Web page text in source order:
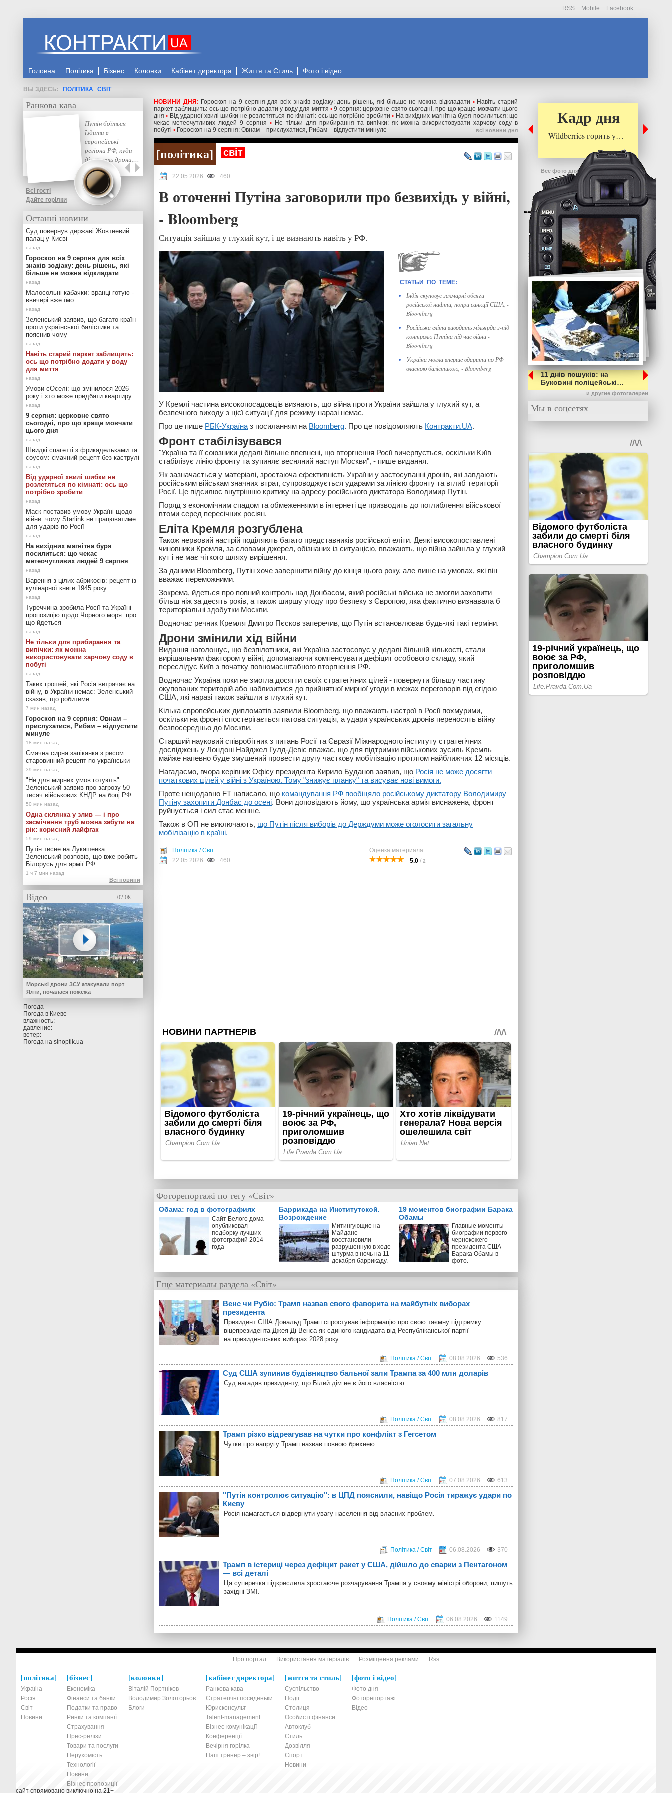
RSS Mobile Facebook
Головна Політика Бізнес Колонки Кабінет директора Життя та Стиль Фото і відео
ПОЛІТИКА СВІТ
НОВИНИ ДНЯ: Гороскоп на 9 серпня для всіх знаків зодіаку: день рішень, які більше не можна відкладати • Навіть старий
паркет заблищить: ось що потрібно додати у воду для миття • 9 серпня: церковне свято сьогодні, про що краще мовчати цього
дня • Від ударної хвилі шибки не розлетяться по кімнаті: ось що потрібно зробити • На вихідних магнітна буря посилиться: що
чекає метеочутливих людей 9 серпня • Не тільки для прибирання та випічки: як можна використовувати харчову соду в
побуті • Гороскоп на 9 серпня: Овнам – прислухатися, Рибам – відпустити минуле всі новини дня
політика світ
22.05.2026 460
В оточенні Путіна заговорили про безвихідь у війні,
- Bloomberg
Ситуація зайшла у глухий кут, і це визнають навіть у РФ.
Індія скуповує захмарні обсяги
російської нафти, попри санкції США, -
Bloomberg
Російська еліта виводить мільярди з-під
контролю Путіна під час війни -
Bloomberg
Україна могла вперше вдарити по РФ
власною балістикою, - Bloomberg
У Кремлі частина високопосадовців визнають, що війна проти України зайшла у глухий кут, а
безпечного виходу з цієї ситуації для режиму наразі немає.
Про це пише РБК-Україна з посиланням на Bloomberg. Про це повідомляють Контракти.UA.
Фронт стабілізувався
"Україна та її союзники дедалі більше впевнені, що вторгнення Росії вичерпується, оскільки Київ
стабілізує лінію фронту та зупиняє весняний наступ Москви", - пише видання.
Як зазначається у матеріалі, зростаюча ефективність України у застосуванні дронів, які завдають
російським військам значних втрат, супроводжується ударами за лінією фронту та вглиб території
Росії. Це підсилює внутрішню критику на адресу російського диктатора Володимир Путін.
Поряд з економічним спадом та обмеженнями в інтернеті це призводить до поглиблення військової
втоми серед пересічних росіян.
Еліта Кремля розгублена
Також нервовий настрій поділяють багато представників російської еліти. Деякі високопоставлені
чиновники Кремля, за словами джерел, обізнаних із ситуацією, вважають, що війна зайшла у глухий
кут і не має чіткого шляху вирішення.
За даними Bloomberg, Путін хоче завершити війну до кінця цього року, але лише на умовах, які він
вважає переможними.
Зокрема, йдеться про повний контроль над Донбасом, який російські війська не змогли захопити
більш ніж за десять років, а також ширшу угоду про безпеку з Європою, яка фактично визнавала б
територіальні здобутки Москви.
Водночас речник Кремля Дмитро Пєсков заперечив, що Путін встановлював будь-які такі терміни.
Дрони змінили хід війни
Видання наголошує, що безпілотники, які Україна застосовує у дедалі більшій кількості, стали
вирішальним фактором у війні, допомагаючи компенсувати дефіцит особового складу, який
переслідує Київ з початку повномасштабного вторгнення РФ.
Водночас Україна поки не змогла досягти своїх стратегічних цілей - повернути більшу частину
окупованих територій або наблизитися до прийнятної мирної угоди в межах переговорів під егідою
США, які наразі також зайшли в глухий кут.
Кілька європейських дипломатів заявили Bloomberg, що вважають настрої в Росії похмурими,
оскільки на фронті спостерігається патова ситуація, а удари українських дронів переносять війну
безпосередньо до Москви.
Старший науковий співробітник з питань Росії та Євразії Міжнародного інституту стратегічних
досліджень у Лондоні Найджел Гулд-Девіс вважає, що для підтримки військових зусиль Кремль
майже напевно буде змушений провести другу часткову мобілізацію протягом найближчих 12 місяців.
Нагадаємо, вчора керівник Офісу президента Кирило Буданов заявив, що Росія не може досягти
початкових цілей у війні з Україною. Тому "знижує планку" та висуває нові вимоги.
Проте нещодавно FT написало, що командування РФ пообіцяло російському диктатору Володимиру
Путіну захопити Донбас до осені. Вони доповідають йому, що українська армія виснажена, фронт
руйнується і сил стає менше.
Також в ОП не виключають, що Путін після виборів до Держдуми може оголосити загальну
мобілізацію в країні.
Оценка материала:
5.0 / 2
Політика / Світ
22.05.2026
460
Фоторепортажі по тегу «Світ»
Обама: год в фотографиях
Cайт Белого дома
опубликовал
подборку лучших
фотографий 2014
года
Баррикада на Институтской.
Возрождение
Митингующие на
Майдане
восстановили
разрушенную в ходе
штурма в ночь на 11
декабря баррикаду.
19 моментов биографии Барака
Обамы
Главные моменты
биографии первого
чернокожего
президента США
Барака Обамы в
фото.
Еще материалы раздела «Світ»
Венс чи Рубіо: Трамп назвав свого фаворита на майбутніх виборах
президента
Президент США Дональд Трамп спростував інформацію про свою таємну підтримку
віцепрезидента Джея Ді Венса як єдиного кандидата від Республіканської партії
на президентських виборах 2028 року.
Політика / Світ 08.08.2026 536
Суд США зупинив будівництво бальної зали Трампа за 400 млн доларів
Суд нагадав президенту, що Білий дім не є його власністю.
Політика / Світ 08.08.2026 817
Трамп різко відреагував на чутки про конфлікт з Гегсетом
Чутки про напругу Трамп назвав повною брехнею.
Політика / Світ 07.08.2026 613
"Путін контролює ситуацію": в ЦПД пояснили, навіщо Росія тиражує удари по
Києву
Росія намагається відвернути увагу населення від власних проблем.
Політика / Світ 06.08.2026 370
Трамп в істериці через дефіцит ракет у США, дійшло до сварки з Пентагоном
— всі деталі
Ця суперечка підкреслила зростаюче розчарування Трампа у своєму міністрі оборони, пишуть
західні ЗМІ.
Політика / Світ 06.08.2026 1149
Ранкова кава
Путін боїться
їздити в
європейські
регіони РФ, куди
дістають дрони,…
Всі гості
Дайте горілки
Останні новини
Суд повернув державі Жовтневий
палац у Києві
Гороскоп на 9 серпня для всіх
знаків зодіаку: день рішень, які
більше не можна відкладати
Малосольні кабачки: вранці готую -
ввечері вже їмо
Зеленський заявив, що багато країн
проти української балістики та
пояснив чому
Навіть старий паркет заблищить:
ось що потрібно додати у воду
для миття
Умови єОселі: що змінилося 2026
року і хто може придбати квартиру
9 серпня: церковне свято
сьогодні, про що краще мовчати
цього дня
Швидкі спагетті з фрикадельками та
соусом: смачний рецепт без каструлі
Від ударної хвилі шибки не
розлетяться по кімнаті: ось що
потрібно зробити
Маск поставив умову Україні щодо
війни: чому Starlink не працюватиме
для ударів по Росії
На вихідних магнітна буря
посилиться: що чекає
метеочутливих людей 9 серпня
Варення з цілих абрикосів: рецепт із
кулінарної книги 1945 року
Туреччина зробила Росії та Україні
пропозицію щодо Чорного моря: про
що йдеться
Не тільки для прибирання та
випічки: як можна
використовувати харчову соду в
побуті
Таких грошей, які Росія витрачає на
війну, в України немає: Зеленський
сказав, що робитиме
Гороскоп на 9 серпня: Овнам –
прислухатися, Рибам – відпустити
минуле
Смачна сирна запіканка з рисом:
старовинний рецепт по-українськи
"Не для мирних умов готують":
Зеленський заявив про загрозу 50
тисяч військових КНДР на боці РФ
Одна склянка у злив — і про
засмічення труб можна забути на
рік: корисний лайфгак
Путін тисне на Лукашенка:
Зеленський розповів, що вже робить
Білорусь для армії РФ
Всі новини
Відео — 07.08 —
Морські дрони ЗСУ атакували порт
Ялти, почалася пожежа
Погода
Погода в Киеве
влажность:
давление:
ветер:
Погода на sinoptik.ua
Кадр дня
Wildberries горить у…
Все фото дня
11 днів пошуків: на
Буковині поліцейські…
и другие фотогалереи
Мы в соцсетях
Про портал Використання матеріалів Розміщення реклами Rss
політика
Україна
Росія
Світ
Новини
бізнес
Економіка
Фінанси та банки
Податки та право
Ринки та компанії
Страхування
Прес-релізи
Товари та послуги
Нерухомість
Технології
Новини
Бізнес пропозиції
колонки
Віталій Портніков
Володимир Золоторьов
Блоги
кабінет директора
Ранкова кава
Стратегічні посиденьки
Юрисконсульт
Talent-management
Бізнес-комунікації
Конференції
Вечірня горілка
Наш тренер – звір!
життя та стиль
Суспільство
Події
Столиця
Особисті фінанси
Автоклуб
Стиль
Дозвілля
Спорт
Новини
фото і відео
Фото дня
Фоторепортажі
Відео
сайт спрямовано виключно на 21+